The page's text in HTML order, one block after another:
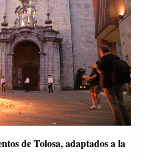
de Tolosa, adaptados a la